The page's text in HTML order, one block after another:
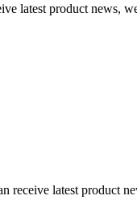
latest product news,
latest product